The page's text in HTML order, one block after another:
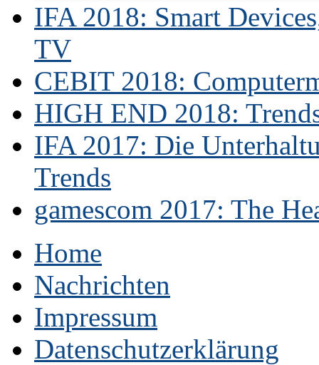
IFA 2018: Smart
TV
CEBIT 2018:
HIGH END 2018:
IFA 2017: Die
Trends
gamescom 2017: The
Home
Nachrichten
Impressum
Datenschutzerklärung